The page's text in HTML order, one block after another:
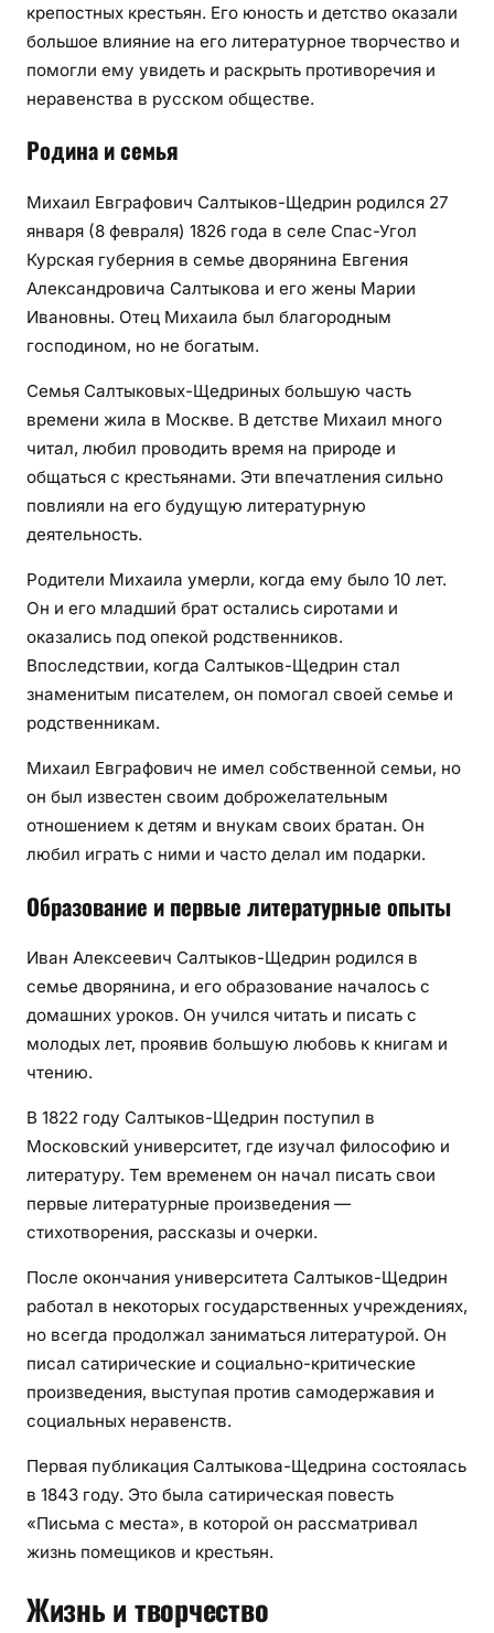
крепостных крестьян. Его юность и детство оказали
большое влияние на его литературное творчество и
помогли ему увидеть и раскрыть противоречия и
неравенства в русском обществе.
Родина и семья
Михаил Евграфович Салтыков-Щедрин родился 27
января (8 февраля) 1826 года в селе Спас-Угол
Курская губерния в семье дворянина Евгения
Александровича Салтыкова и его жены Марии
Ивановны. Отец Михаила был благородным
господином, но не богатым.
Семья Салтыковых-Щедриных большую часть
времени жила в Москве. В детстве Михаил много
читал, любил проводить время на природе и
общаться с крестьянами. Эти впечатления сильно
повлияли на его будущую литературную
деятельность.
Родители Михаила умерли, когда ему было 10 лет.
Он и его младший брат остались сиротами и
оказались под опекой родственников.
Впоследствии, когда Салтыков-Щедрин стал
знаменитым писателем, он помогал своей семье и
родственникам.
Михаил Евграфович не имел собственной семьи, но
он был известен своим доброжелательным
отношением к детям и внукам своих братан. Он
любил играть с ними и часто делал им подарки.
Образование и первые литературные опыты
Иван Алексеевич Салтыков-Щедрин родился в
семье дворянина, и его образование началось с
домашних уроков. Он учился читать и писать с
молодых лет, проявив большую любовь к книгам и
чтению.
В 1822 году Салтыков-Щедрин поступил в
Московский университет, где изучал философию и
литературу. Тем временем он начал писать свои
первые литературные произведения —
стихотворения, рассказы и очерки.
После окончания университета Салтыков-Щедрин
работал в некоторых государственных учреждениях,
но всегда продолжал заниматься литературой. Он
писал сатирические и социально-критические
произведения, выступая против самодержавия и
социальных неравенств.
Первая публикация Салтыкова-Щедрина состоялась
в 1843 году. Это была сатирическая повесть
«Письма с места», в которой он рассматривал
жизнь помещиков и крестьян.
Жизнь и творчество